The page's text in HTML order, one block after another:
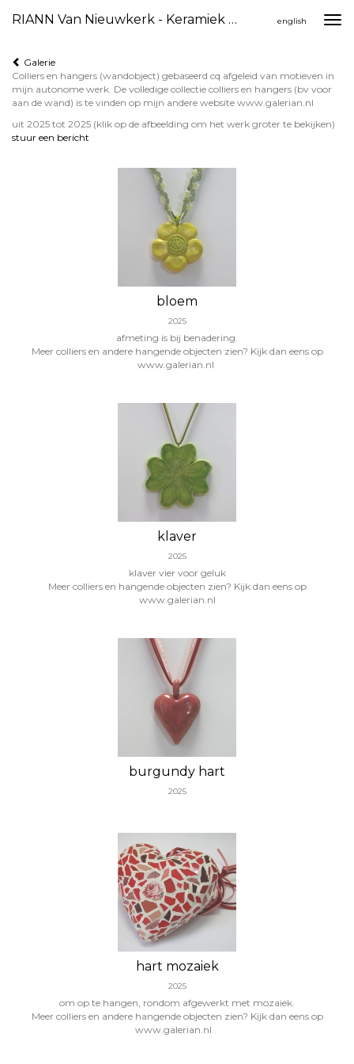
RIANN Van Nieuwkerk - Keramiek Hangers english
Galerie
Colliers en hangers (wandobject) gebaseerd cq afgeleid van motieven in
mijn autonome werk. De volledige collectie colliers en hangers (bv voor
aan de wand) is te vinden op mijn andere website www.galerian.nl
uit 2025 tot 2025 (klik op de afbeelding om het werk groter te bekijken)
stuur een bericht
bloem
2025
afmeting is bij benadering.
Meer colliers en andere hangende objecten zien? Kijk dan eens op
www.galerian.nl
klaver
2025
klaver vier voor geluk
Meer colliers en hangende objecten zien? Kijk dan eens op
www.galerian.nl
burgundy hart
2025
hart mozaiek
2025
om op te hangen, rondom afgewerkt met mozaiek.
Meer colliers en andere hangende objecten zien? Kijk dan eens op
www.galerian.nl